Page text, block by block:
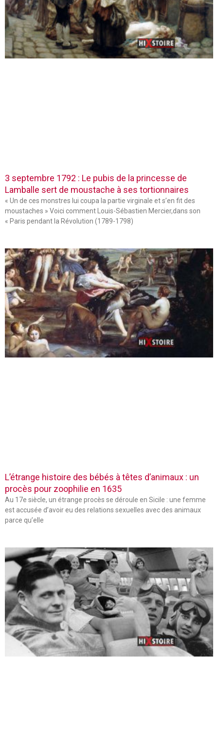
3 septembre 1792 : Le pubis de la princesse de
Lamballe sert de moustache à ses tortionnaires
« Un de ces monstres lui coupa la partie virginale et s’en fit des
moustaches » Voici comment Louis-Sébastien Mercier,dans son
« Paris pendant la Révolution (1789-1798)
L’étrange histoire des bébés à têtes d’animaux : un
procès pour zoophilie en 1635
Au 17e siècle, un étrange procès se déroule en Sicile : une femme
est accusée d’avoir eu des relations sexuelles avec des animaux
parce qu’elle